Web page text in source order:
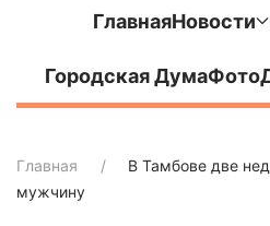
ГлавнаяНовости
Городская ДумаФото
Главная
В Тамбове две
мужчину